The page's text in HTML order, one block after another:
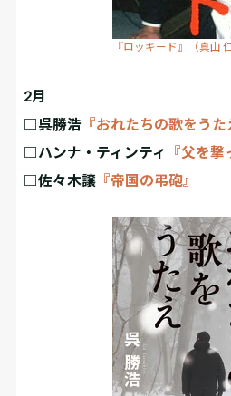
『ロッキード』（真山 仁
2月
□呉勝浩 『おれたちの歌をうた
□ハンナ・ティンティ
『父を撃
□佐々木譲 『帝国の弔砲』